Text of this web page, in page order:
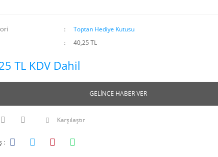
Toptan Hediye Kutusu
40,25 TL
TL KDV Dahil
GELİNCE HABER VER
Karşılaştır
: